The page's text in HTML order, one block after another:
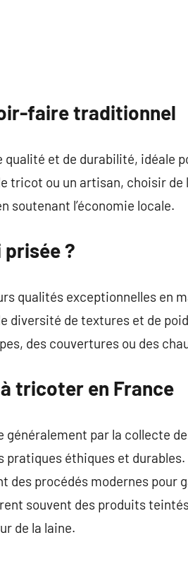
faire traditionnel
et de durabilité, idéale
tricot ou un artisan, choisir
soutenant l’économie locale.
?
qualités exceptionnelles en
diversité de textures et de
des couvertures ou des
tricoter en France
par la collecte
pratiques éthiques et
des procédés modernes pour
souvent des produits
de la laine.